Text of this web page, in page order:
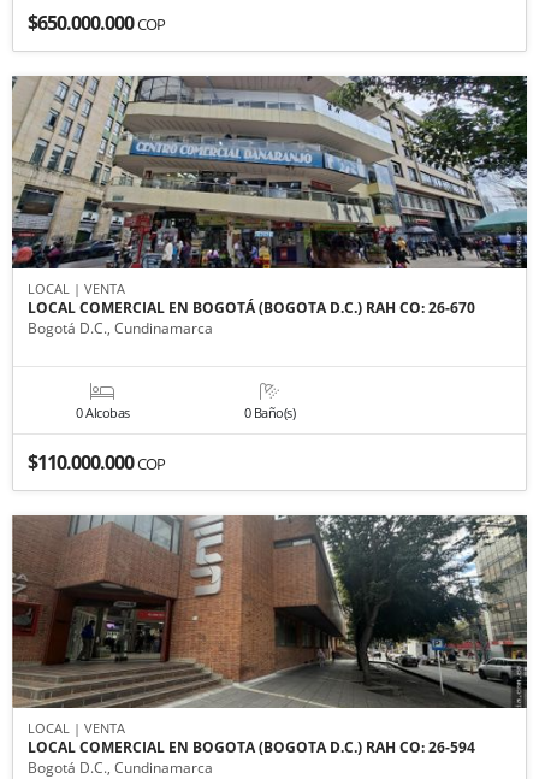
$650.000.000COP
LOCAL | VENTA
LOCAL COMERCIAL EN BOGOTÁ (BOGOTA D.C.) RAH CO: 26-670
Bogotá D.C., Cundinamarca
0 Alcobas 0 Baño(s)
$110.000.000COP
LOCAL | VENTA
LOCAL COMERCIAL EN BOGOTA (BOGOTA D.C.) RAH CO: 26-594
Bogotá D.C., Cundinamarca